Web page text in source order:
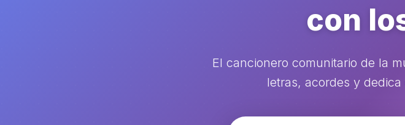
con
El cancionero comunitario de la
letras, acordes y